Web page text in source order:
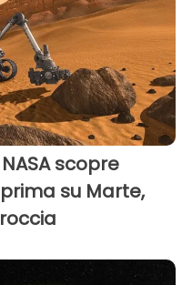
scopre
su Marte,